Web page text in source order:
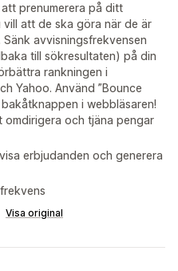
prenumerera på ditt
att de ska göra när de är
avvisningsfrekvensen
till sökresultaten) på din
rankningen i
Yahoo. Använd ”Bounce
i webbläsaren!
och tjäna pengar
erbjudanden och generera
Visa original